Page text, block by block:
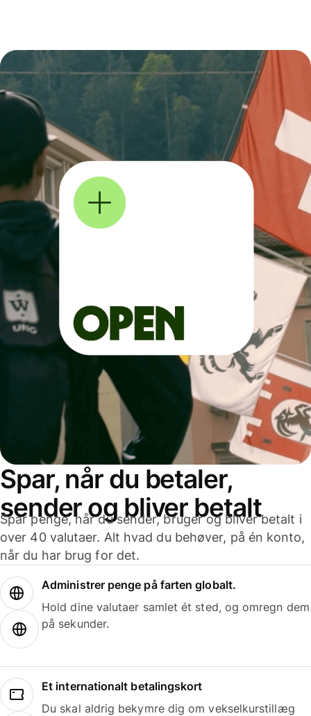
Spar, når du betaler,
sender og bliver betalt
Spar penge, når du sender, bruger og bliver betalt i
over 40 valutaer. Alt hvad du behøver, på én konto,
når du har brug for det.
Administrer penge på farten globalt.
Hold dine valutaer samlet ét sted, og omregn dem
på sekunder.
Et internationalt betalingskort
Du skal aldrig bekymre dig om vekselkurstillæg